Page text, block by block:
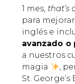
1 mes, that’s
para
inglés e
avanzado
a nuestros
magia
,
St.